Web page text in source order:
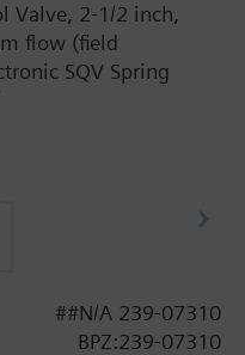
Valve, 2-1/2 inch,
flow (field
SQV Spring
0-10V or 4-20mA,
##N/A 239-07310
BPZ:239-07310